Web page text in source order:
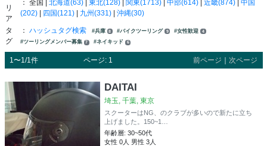
リ
ア
： 全国 | 北海道(63)| 東北(128)| 関東(1713)| 中部(614)| 近畿(874)| 中国
(202)| 四国(121)| 九州(331)| 沖縄(30)
タ
グ
： ハッシュタグ検索 #兵庫 8 #バイクツーリング 9 #女性歓迎 4
#ツーリングメンバー募集 7 #ネイキッド 6
1〜1/1件 ページ: 1 前ページ 次ページ
DAITAI
埼玉, 千葉, 東京
スクーターはNG、のクラブが多いので新たに立ち
上げました。150~1…
年齢層: 30~50代
女性 0人 男性 3人